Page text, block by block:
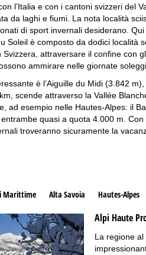
l’Italia e con i cantoni svizzeri del
da laghi e fiumi. La nota località
di sport invernali desiderano.
Soleil è composto da dodici località
attraversare il confine con
ammirare nelle giornate
è l’Aiguille du Midi (3.842
scende attraverso la Vallée
ad esempio nelle Hautes-Alpes: il
quasi a quota 4.000 m.
troveranno sicuramente la
Marittime Alta Savoia Hautes-Alpes
Alpi Haute
La regione